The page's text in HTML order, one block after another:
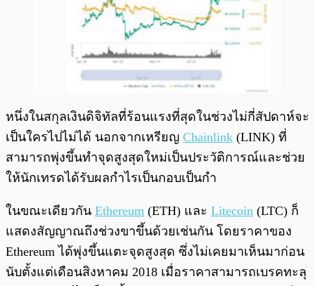
หนึ่งในสกุลเงินดิจิทัลที่ร้อนแรงที่สุดในช่วงไม่กี่สัปดาห์จะ
เป็นใครไปไม่ได้ นอกจากเหรียญ Chainlink (LINK) ที่
สามารถพุ่งขึ้นทำจุดสูงสุดใหม่เป็นประวัติการณ์และช่วย
ให้นักเทรดได้รับผลกำไรเป็นกอบเป็นกำ
ในขณะเดียวกัน Ethereum (ETH) และ Litecoin (LTC) ก็
แสดงสัญญาณถึงช่วงขาขึ้นด้วยเช่นกัน โดยราคาของ
Ethereum ได้พุ่งขึ้นแตะจุดสูงสุด ซึ่งไม่เคยมาเห็นมาก่อน
นับตั้งแต่เดือนสิงหาคม 2018 เมื่อราคาสามารถเบรคทะลุ